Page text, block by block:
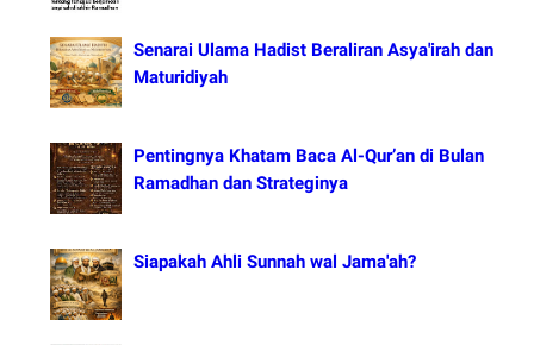
Senarai Ulama Hadist Beraliran Asya'irah dan
Maturidiyah
Pentingnya Khatam Baca Al-Qur’an di Bulan
Ramadhan dan Strateginya
Siapakah Ahli Sunnah wal Jama'ah?